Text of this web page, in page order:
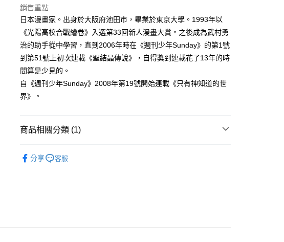
付」結帳頁面，進行簡訊認證並確認金額後，即可完成結帳。
２．訂單成立數日內，您將收到繳費通知簡訊。
３．收到繳費通知簡訊後14天內，點擊此簡訊中的連結，可透過四大超商
／ATM／網路銀行／等多元方式進行付款，方視為交易完成。
※ 請注意：結帳手續完成當下不需立刻繳費，但若您需要取消訂單，請聯
絡購買商品的店家。未經商家同意取消之訂單仍視為有效，需透過AFTEE
先享後付繳納相關費用。
※ 交易是否成功請以「AFTEE先享後付 」之結帳頁面顯示為準，若有關於
付客戶支援中心」https://netprotections.freshdesk.com/support/home
交易，需依本服務之必要範圍內提供個人資料，並將交易相關給付款項請
求債權轉讓予恩沛科技股份有限公司。
３．未成年的使用者請事先徵得法定代理人或監護人之同意方可使用
付款後全家取貨
每筆NT$80，滿NT$500(含以上)免運費
萊爾富取貨付款
每筆NT$80，滿NT$500(含以上)免運費
付款後萊爾富取貨
每筆NT$80，滿NT$500(含以上)免運費
每筆NT$80，滿NT$500(含以上)免運費
每筆NT$80，滿NT$500(含以上)免運費
銷售重點
日本漫畫家。出身於大阪府池田市，畢業於東京大學。1993年以
《光陽高校合戰繪卷》入選第33回新人漫畫大賞。之後成為武村勇
治的助手從中學習，直到2006年時在《週刊少年Sunday》的第1號
到第51號上初次連載《聖結晶傳說》，自得獎到連載花了13年的時
間算是少見的。
自《週刊少年Sunday》2008年第19號開始連載《只有神知道的世
界》。
商品相關分類 (1)
分享
客服